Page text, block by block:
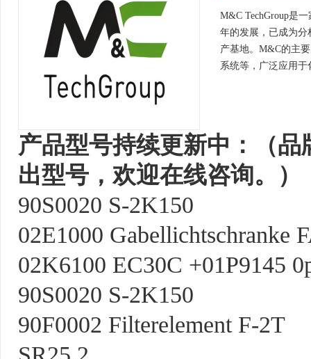
M&C TechGroup是
年的发展，已成为分
产基地。M&C的主
系统等，广泛应用
产品型号持续更新中：（
出型号，欢迎在线咨询。）
90S0020 S-2K150
02E1000 Gabellichtschranke
02K6100 EC30C +01P9145
90S0020 S-2K150
90F0002 Filterelement F-2T